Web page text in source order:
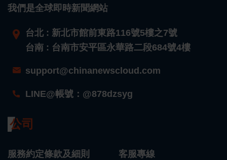
我們是全球即時新聞網站
台北 : 新北市館前東路116號5樓之7號
台南 : 台南市安平區永華路二段684號4樓
support@chinanewscloud.com
LINE@帳號：@878dzsyg
公司
服務約定條款及細則
客服專線